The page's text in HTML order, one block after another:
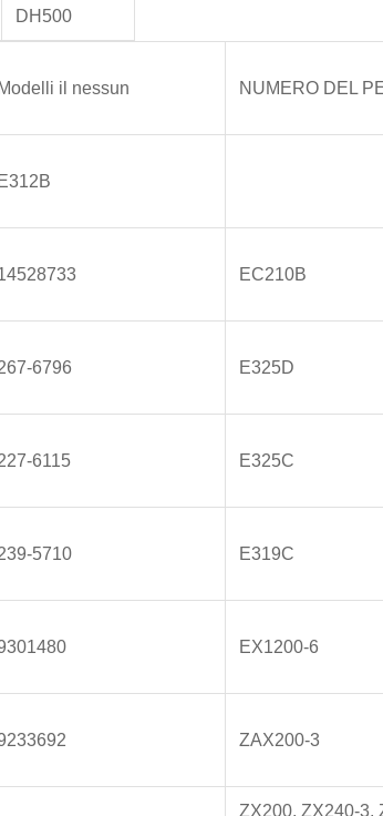
DH500
Modelli il nessun NUMERO DEL
E312B
EC210B
6796 E325D
6115 E325C
5710 E319C
EX1200-6
ZAX200-3
ZX200, ZX240-3,